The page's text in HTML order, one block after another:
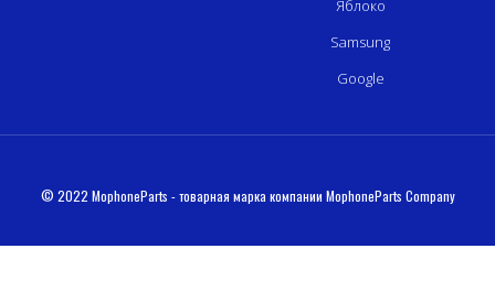
Яблоко
Samsung
Google
© 2022 MophoneParts - товарная марка компании MophoneParts Company